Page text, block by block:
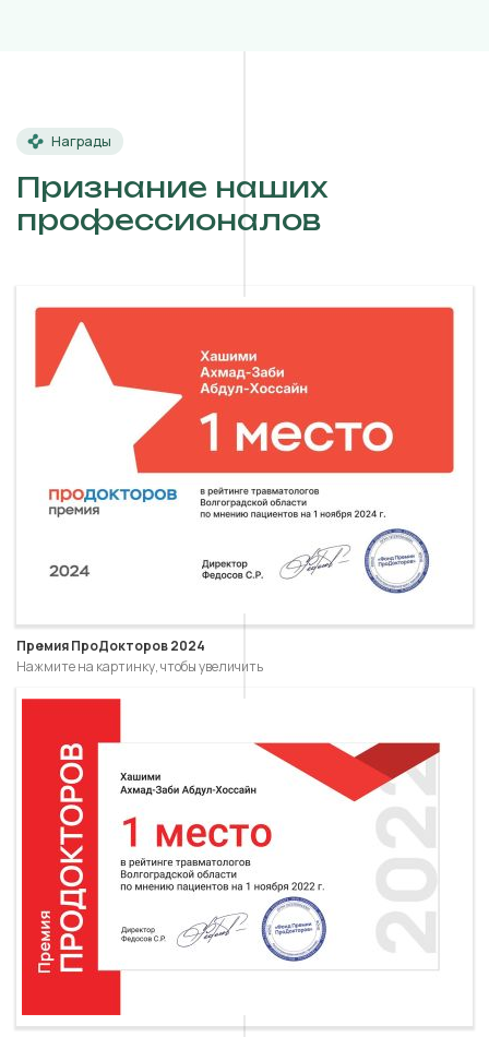
Награды
Признание наших
профессионалов
Премия ПроДокторов 2024
Нажмите на картинку, чтобы увеличить